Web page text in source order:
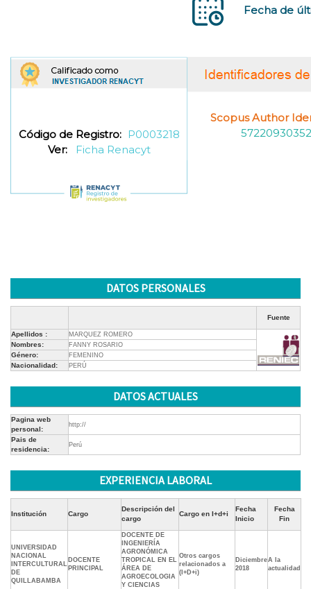
Fecha de
Código de Registro: P0003218
Ver:
Ficha Renacyt
Scopus Author
57220930352
DATOS PERSONALES
Fuente
Apellidos : MARQUEZ ROMERO
Nombres: FANNY ROSARIO
Género: FEMENINO
Nacionalidad: PERÚ
DATOS ACTUALES
Pagina web
personal:
http://
Pais de
residencia:
Perú
EXPERIENCIA LABORAL
Institución Cargo
Descripción del
cargo
Cargo en I+d+i
Fecha
Inicio
Fecha
Fin
UNIVERSIDAD
NACIONAL
INTERCULTURAL
DE
QUILLABAMBA
DOCENTE
PRINCIPAL
DOCENTE DE
INGENIERÍA
AGRONÓMICA
TROPICAL EN EL
ÁREA DE
AGROECOLOGIA
Y CIENCIAS
Otros cargos
relacionados a
(I+D+i)
Diciembre
2018
A la
actualidad